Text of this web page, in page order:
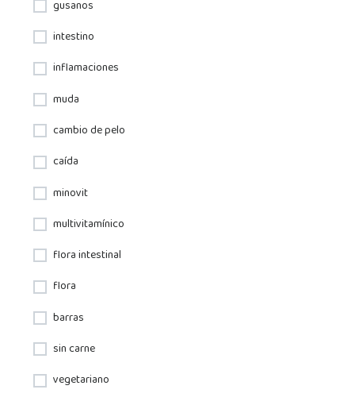
gusanos
intestino
inflamaciones
muda
cambio de pelo
caída
minovit
multivitamínico
flora intestinal
flora
barras
sin carne
vegetariano